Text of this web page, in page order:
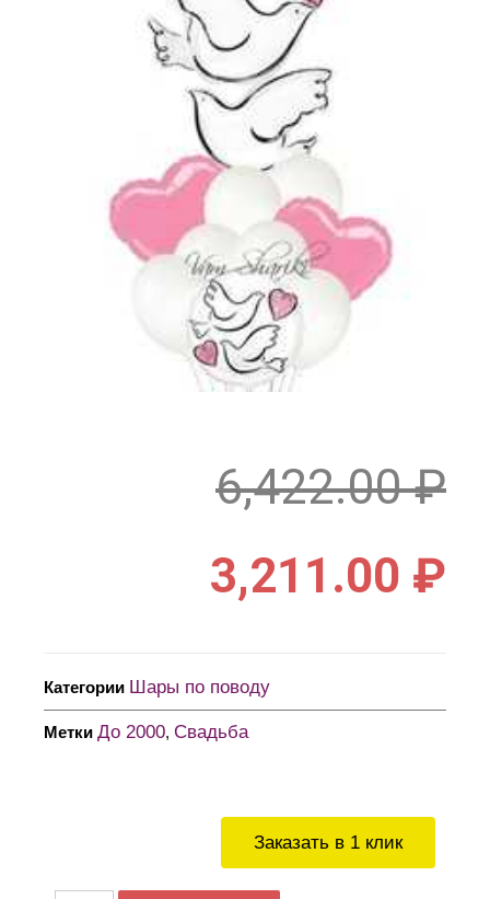
Заказать в 1 клик
6,422.00₽
3,211.00 ₽
Категории Шары по поводу
Метки До 2000, Свадьба